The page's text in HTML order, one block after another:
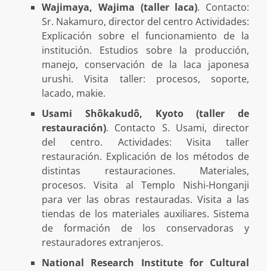
Wajimaya, Wajima (taller laca). Contacto:
Sr. Nakamuro, director del centro Actividades:
Explicación sobre el funcionamiento de la
institución. Estudios sobre la producción,
manejo, conservación de la laca japonesa
urushi. Visita taller: procesos, soporte,
lacado, makie.
Usami Shôkakudô, Kyoto (taller de
restauración). Contacto S. Usami, director
del centro. Actividades: Visita taller
restauración. Explicación de los métodos de
distintas restauraciones. Materiales,
procesos. Visita al Templo Nishi-Honganji
para ver las obras restauradas. Visita a las
tiendas de los materiales auxiliares. Sistema
de formación de los conservadoras y
restauradores extranjeros.
National Research Institute for Cultural